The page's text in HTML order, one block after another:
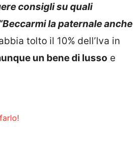
consigli su quali
la paternale anche
tolto il 10% dell’Iva in
un bene di lusso e